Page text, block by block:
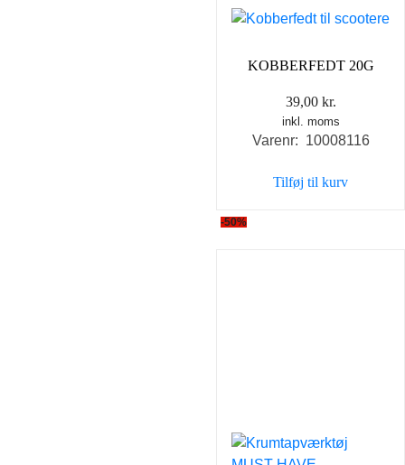
KOBBERFEDT 20G
39,00 kr.
inkl. moms
Varenr: 10008116
Tilføj til kurv
-50%